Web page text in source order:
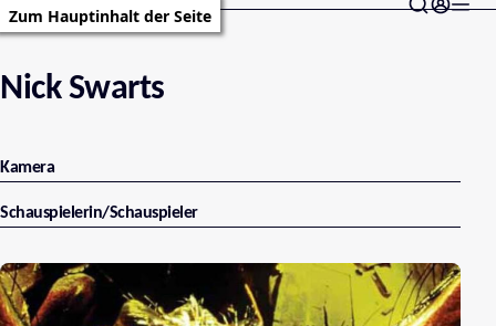
Zum Hauptinhalt der Seite
Nick Swarts
Kamera
Schauspielerin/Schauspieler